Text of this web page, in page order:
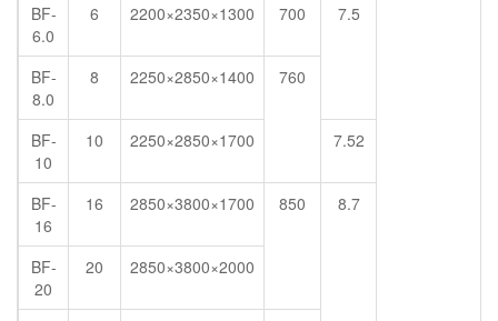
BF-
6.0
6 2200×2350×1300 700 7.5
BF-
8.0
8 2250×2850×1400 760
BF-
10
10 2250×2850×1700 7.52
BF-
16
16 2850×3800×1700 850 8.7
BF-
20
20 2850×3800×2000